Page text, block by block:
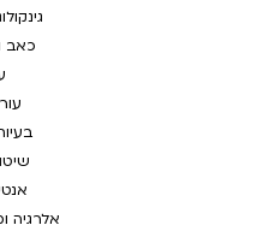
כאב
אלרגיה